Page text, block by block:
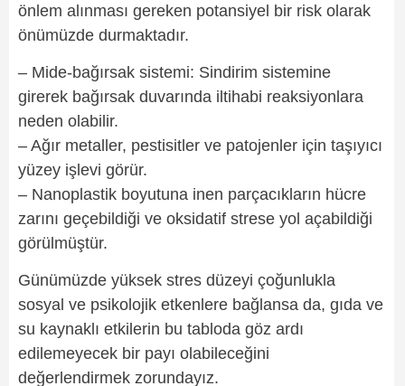
önlem alınması gereken potansiyel bir risk olarak
önümüzde durmaktadır.
– Mide-bağırsak sistemi: Sindirim sistemine
girerek bağırsak duvarında iltihabi reaksiyonlara
neden olabilir.
– Ağır metaller, pestisitler ve patojenler için taşıyıcı
yüzey işlevi görür.
– Nanoplastik boyutuna inen parçacıkların hücre
zarını geçebildiği ve oksidatif strese yol açabildiği
görülmüştür.
Günümüzde yüksek stres düzeyi çoğunlukla
sosyal ve psikolojik etkenlere bağlansa da, gıda ve
su kaynaklı etkilerin bu tabloda göz ardı
edilemeyecek bir payı olabileceğini
değerlendirmek zorundayız.